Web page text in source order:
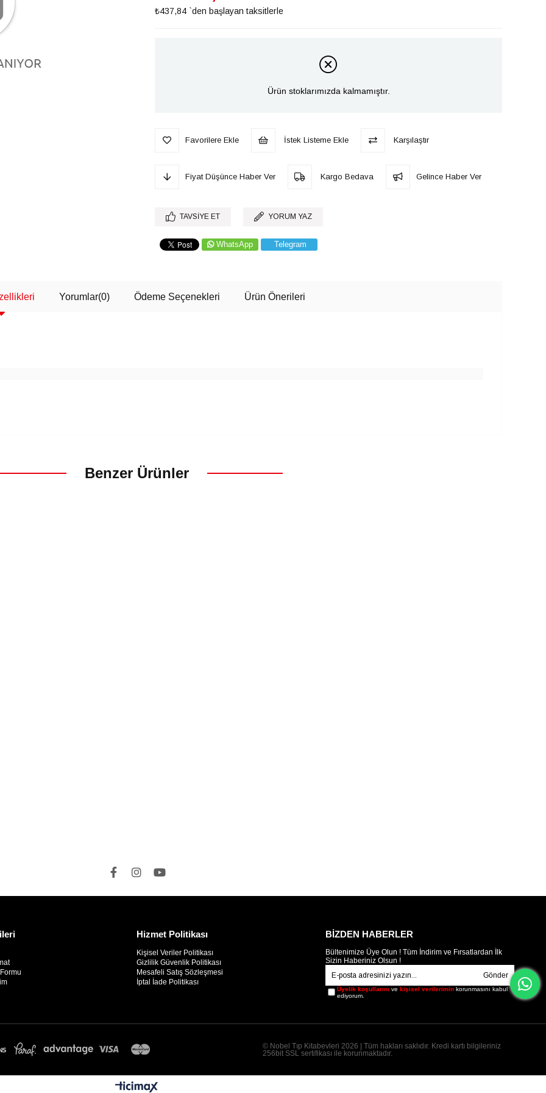
₺437,84 `den başlayan taksitlerle
Ürün stoklarımızda kalmamıştır.
Favorilere Ekle İstek Listeme Ekle Karşılaştır
Fiyat Düşünce Haber Ver Kargo Bedava Gelince Haber Ver
TAVSIYE ET YORUM YAZ
WhatsApp Telegram
Yorumlar(0) Ödeme Seçenekleri Ürün Önerileri
Benzer Ürünler
Hizmet Politikası
Kişisel Veriler Politikası
Gizlilik Güvenlik Politikası
Mesafeli Satış Sözleşmesi
İptal İade Politikası
BİZDEN HABERLER
Bültenimize Üye Olun ! Tüm İndirim ve Fırsatlardan İlk
Sizin Haberiniz Olsun !
Gönder
Üyelik koşullarını ve kişisel verileriminkorunmasını kabul
ediyorum.
© Nobel Tıp Kitabevleri 2026 | Tüm hakları saklıdır. Kredi kartı bilgileriniz
256bit SSL sertifikası ile korunmaktadır.